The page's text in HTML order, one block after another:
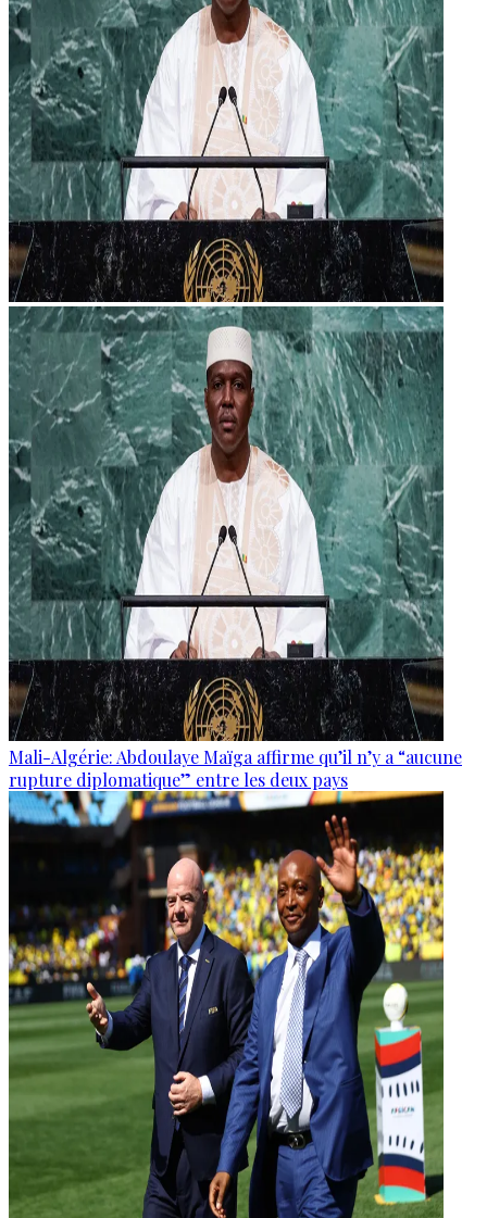
Mali-Algérie: Abdoulaye Maïga affirme qu’il n’y a “aucune
rupture diplomatique” entre les deux pays